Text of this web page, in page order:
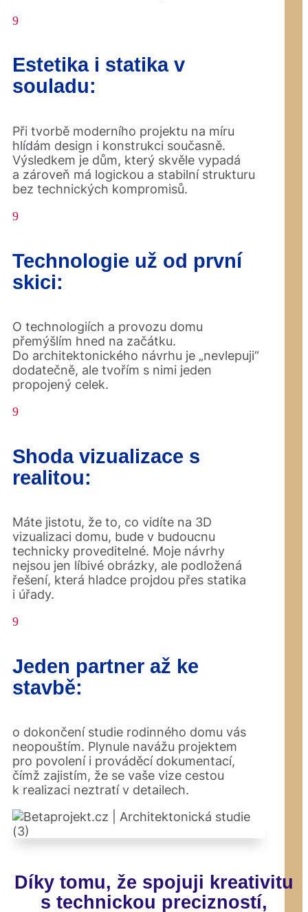
9
Estetika i statika v
souladu:
Při tvorbě moderního projektu na míru
hlídám design i konstrukci současně.
Výsledkem je dům, který skvěle vypadá
a zároveň má logickou a stabilní strukturu
bez technických kompromisů.
9
Technologie už od první
skici:
O technologiích a provozu domu
přemýšlím hned na začátku.
Do architektonického návrhu je „nevlepuji“
dodatečně, ale tvořím s nimi jeden
propojený celek.
9
Shoda vizualizace s
realitou:
Máte jistotu, že to, co vidíte na 3D
vizualizaci domu, bude v budoucnu
technicky proveditelné. Moje návrhy
nejsou jen líbivé obrázky, ale podložená
řešení, která hladce projdou přes statika
i úřady.
9
Jeden partner až ke
stavbě:
o dokončení studie rodinného domu vás
neopouštím. Plynule navážu projektem
pro povolení i prováděcí dokumentací,
čímž zajistím, že se vaše vize cestou
k realizaci neztratí v detailech.
Díky tomu, že spojuji kreativitu
s technickou precizností,